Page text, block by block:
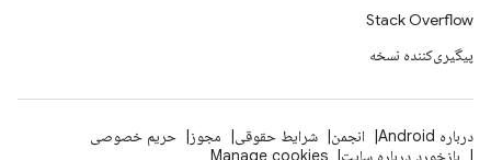
Stack Overflow
پیگیری‌کننده نسخه
درباره Android انجمن شرایط حقوقی مجوز
حریم خصوصی
بازخورد درباره سایت
Manage cookies